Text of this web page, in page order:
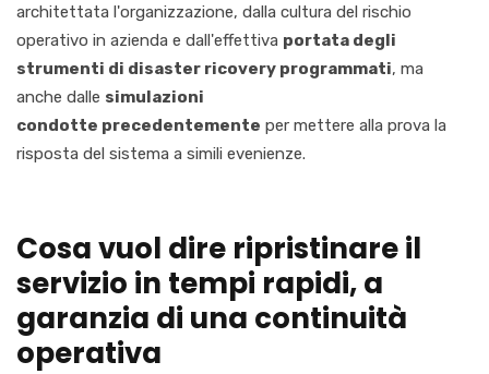
architettata l'organizzazione, dalla cultura del rischio
operativo in azienda e dall'effettiva portata degli
strumenti di disaster ricovery programmati, ma
anche dalle simulazioni
condotte precedentemente per mettere alla prova la
risposta del sistema a simili evenienze.
Cosa vuol dire ripristinare il
servizio in tempi rapidi, a
garanzia di una continuità
operativa